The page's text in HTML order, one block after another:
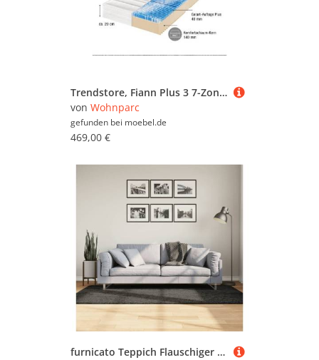
Trendstore, Fiann Plus 3 7-Zonen-Gel-Komfortschaum-Matratze - H3 - 100 x 200
von Wohnparc
gefunden bei moebel.de
469,00 €
furnicato Teppich Flauschiger Anthrazit 100x200 cm 30 mm Florhöhe, 100 x 200 cm, Rutschfester Wohnzimmerteppich mit Gel-Rückseite und faltbarer Form